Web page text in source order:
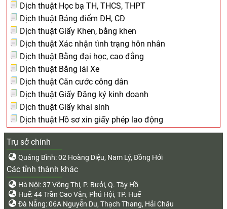
Dịch thuật Học bạ TH, THCS, THPT
Dịch thuật Bảng điểm ĐH, CĐ
Dịch thuật Giấy Khen, bằng khen
Dịch thuật Xác nhận tình trạng hôn nhân
Dịch thuật Bằng đại học, cao đẳng
Dịch thuật Bằng lái Xe
Dịch thuật Căn cước công dân
Dịch thuật Giấy Đăng ký kinh doanh
Dịch thuật Giấy khai sinh
Dịch thuật Hồ sơ xin giấy phép lao động
Trụ sở chính
Quảng Bình: 02 Hoàng Diệu, Nam Lý, Đồng Hới
Các tỉnh thành khác
Hà Nội: 37 Võng Thị, P. Bưởi, Q. Tây Hồ
Huế: 44 Trần Cao Vân, Phú Hội, TP. Huế
Đà Nẵng: 06A Nguyễn Du, Thạch Thang, Hải Châu